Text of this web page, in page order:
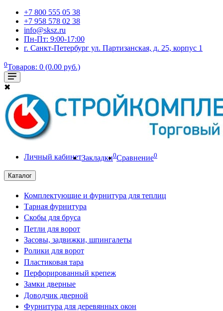
+7 800 555 05 38
+7 958 578 02 38
info@sksz.ru
Пн-Пт: 9:00-17:00
г. Санкт-Петербург ул. Партизанская, д. 25, корпус 1
0Товаров: 0 (0.00 руб.)
✖
Личный кабинетЗакладки0Сравнение0
Каталог
Комплектующие и фурнитура для теплиц
Тарная фурнитура
Скобы для бруса
Петли для ворот
Засовы, задвижки, шпингалеты
Ролики для ворот
Пластиковая тара
Перфорированный крепеж
Замки дверные
Доводчик дверной
Фурнитура для деревянных окон